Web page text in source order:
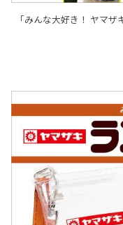
「みんな大好き！ ヤマ